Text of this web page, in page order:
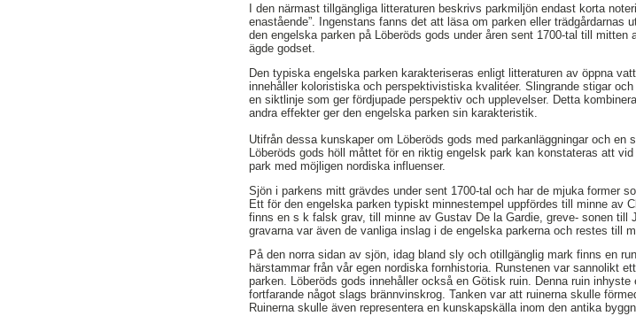
I den närmast tillgängliga litteraturen beskrivs parkmiljön endast korta
enastående”. Ingenstans fanns det att läsa om parken eller
den engelska parken på Löberöds gods under åren sent 1700-tal till
ägde godset.
Den typiska engelska parken karakteriseras enligt litteraturen av öppna
innehåller koloristiska och perspektivistiska kvalitéer. Slingrande stigar
en siktlinje som ger fördjupade perspektiv och upplevelser. Detta
andra effekter ger den engelska parken sin karakteristik.
Utifrån dessa kunskaper om Löberöds gods med parkanläggningar och
Löberöds gods höll måttet för en riktig engelsk park kan konstateras att
park med möjligen nordiska influenser.
Sjön i parkens mitt grävdes under sent 1700-tal och har de mjuka former
Ett för den engelska parken typiskt minnestempel uppfördes till minne av
finns en s k falsk grav, till minne av Gustav De la Gardie, greve- sonen till
gravarna var även de vanliga inslag i de engelska parkerna och restes till
På den norra sidan av sjön, idag bland sly och otillgänglig mark finns en
härstammar från vår egen nordiska fornhistoria. Runstenen var sannolikt
parken. Löberöds gods innehåller också en Götisk ruin. Denna ruin
fortfarande något slags brännvinskrog. Tanken var att ruinerna skulle
Ruinerna skulle även representera en kunskapskälla inom den antika